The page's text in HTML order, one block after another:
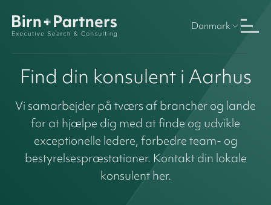
Danmark
Find din konsulent i Aarhus
Vi samarbejder på tværs af brancher og lande
for at hjælpe dig med at finde og udvikle
exceptionelle ledere, forbedre team- og
bestyrelsespræstationer. Kontakt din lokale
konsulent her.